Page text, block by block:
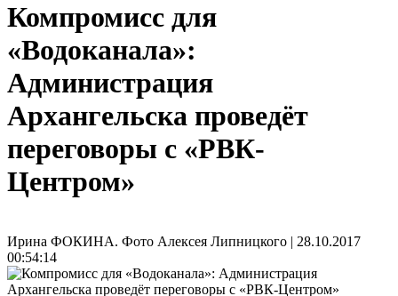
Компромисс для
«Водоканала»:
Администрация
Архангельска проведёт
переговоры с «РВК-
Центром»
Ирина ФОКИНА. Фото Алексея Липницкого | 28.10.2017
00:54:14